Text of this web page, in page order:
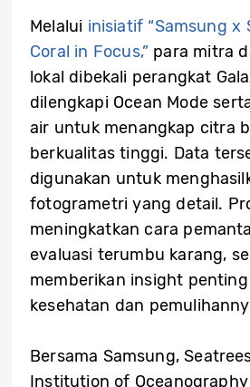
Melalui inisiatif “Samsung x
Coral in Focus,” para mitra
lokal dibekali perangkat
dilengkapi Ocean Mode
air untuk menangkap citra
berkualitas tinggi. Data
digunakan untuk
fotogrametri yang detail.
meningkatkan cara
evaluasi terumbu karang,
memberikan insight
kesehatan dan
Bersama Samsung,
Institution of